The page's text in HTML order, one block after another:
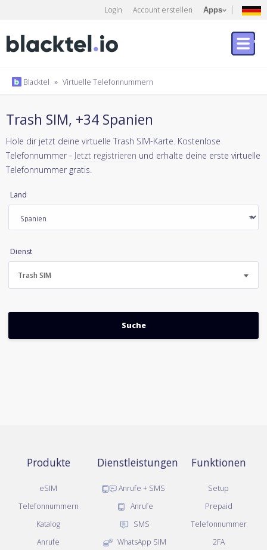
Login Account erstellen Apps
Blacktel » Virtuelle Telefonnummern
Trash SIM, +34 Spanien
Hole dir jetzt deine virtuelle Trash SIM-Karte. Kostenlose
Telefonnummer - Jetzt registrieren und erhalte deine erste virtuelle
Telefonnummer gratis.
Land
Dienst
Trash SIM
Produkte
eSIM
Telefonnummern
Katalog
Anrufe
Dienstleistungen
Anrufe + SMS
Anrufe
SMS
WhatsApp SIM
Funktionen
Setup
Prepaid
Telefonnummer
2FA